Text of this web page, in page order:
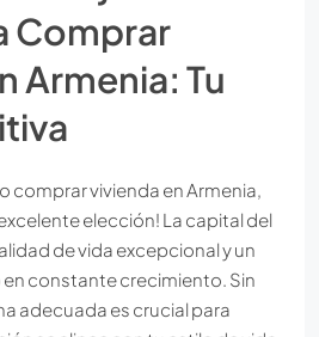
Comprar
Armenia: Tu
comprar vivienda en Armenia,
elección! La capital del
de vida excepcional y un
constante crecimiento. Sin
adecuada es crucial para